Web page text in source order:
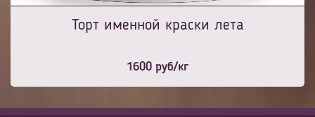
Торт именной краски лета
1600 руб/кг